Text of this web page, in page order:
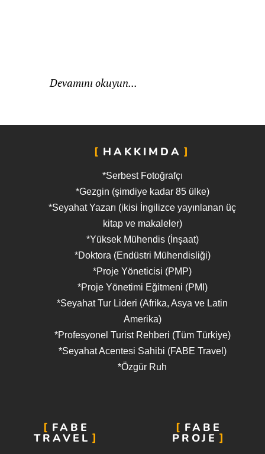
Devamını okuyun...
HAKKIMDA
*Serbest Fotoğrafçı
*Gezgin (şimdiye kadar 85 ülke)
*Seyahat Yazarı (ikisi İngilizce yayınlanan üç
kitap ve makaleler)
*Yüksek Mühendis (İnşaat)
*Doktora (Endüstri Mühendisliği)
*Proje Yöneticisi (PMP)
*Proje Yönetimi Eğitmeni (PMI)
*Seyahat Tur Lideri (Afrika, Asya ve Latin
Amerika)
*Profesyonel Turist Rehberi (Tüm Türkiye)
*Seyahat Acentesi Sahibi (FABE Travel)
*Özgür Ruh
FABE
TRAVEL
FABE
PROJE